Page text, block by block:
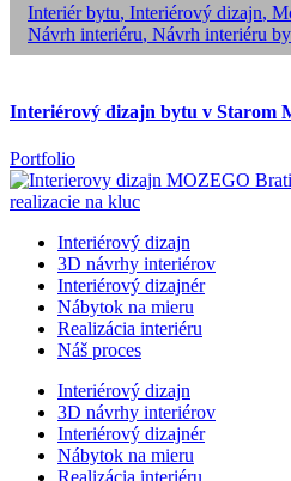
Interiér bytu, Interiérový dizajn,
Návrh interiéru, Návrh interiéru
Interiérový dizajn bytu v Starom
Portfolio
Interiérový dizajn
3D návrhy interiérov
Interiérový dizajnér
Nábytok na mieru
Realizácia interiéru
Náš proces
Interiérový dizajn
3D návrhy interiérov
Interiérový dizajnér
Nábytok na mieru
Realizácia interiéru